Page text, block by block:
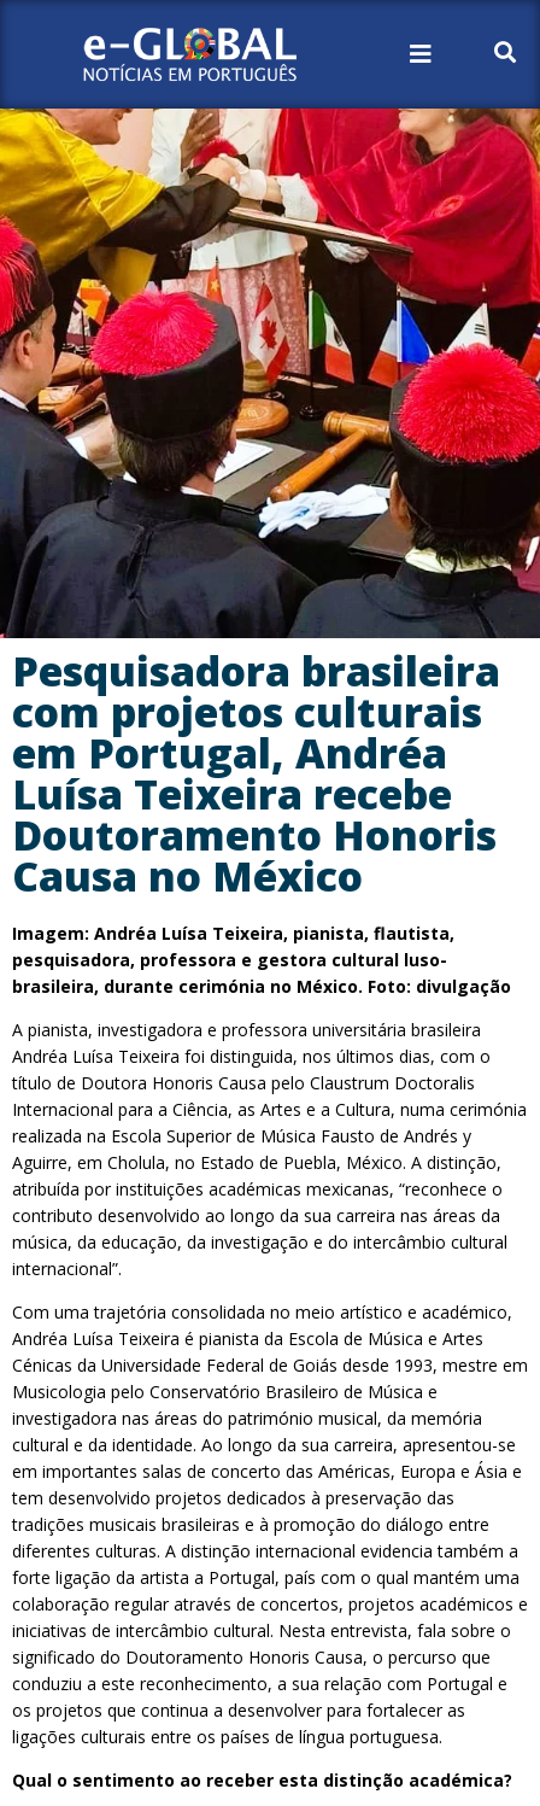
Pesquisadora brasileira
com projetos culturais
em Portugal, Andréa
Luísa Teixeira recebe
Doutoramento Honoris
Causa no México
Imagem: Andréa Luísa Teixeira, pianista, flautista,
pesquisadora, professora e gestora cultural luso-
brasileira, durante cerimónia no México. Foto: divulgação
A pianista, investigadora e professora universitária brasileira
Andréa Luísa Teixeira foi distinguida, nos últimos dias, com o
título de Doutora Honoris Causa pelo Claustrum Doctoralis
Internacional para a Ciência, as Artes e a Cultura, numa cerimónia
realizada na Escola Superior de Música Fausto de Andrés y
Aguirre, em Cholula, no Estado de Puebla, México. A distinção,
atribuída por instituições académicas mexicanas, “reconhece o
contributo desenvolvido ao longo da sua carreira nas áreas da
música, da educação, da investigação e do intercâmbio cultural
internacional”.
Com uma trajetória consolidada no meio artístico e académico,
Andréa Luísa Teixeira é pianista da Escola de Música e Artes
Cénicas da Universidade Federal de Goiás desde 1993, mestre em
Musicologia pelo Conservatório Brasileiro de Música e
investigadora nas áreas do património musical, da memória
cultural e da identidade. Ao longo da sua carreira, apresentou-se
em importantes salas de concerto das Américas, Europa e Ásia e
tem desenvolvido projetos dedicados à preservação das
tradições musicais brasileiras e à promoção do diálogo entre
diferentes culturas. A distinção internacional evidencia também a
forte ligação da artista a Portugal, país com o qual mantém uma
colaboração regular através de concertos, projetos académicos e
iniciativas de intercâmbio cultural. Nesta entrevista, fala sobre o
significado do Doutoramento Honoris Causa, o percurso que
conduziu a este reconhecimento, a sua relação com Portugal e
os projetos que continua a desenvolver para fortalecer as
ligações culturais entre os países de língua portuguesa.
Qual o sentimento ao receber esta distinção académica?